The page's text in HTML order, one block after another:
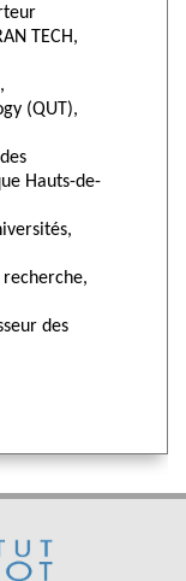
TECH,
(QUT),
Hauts-de-
des